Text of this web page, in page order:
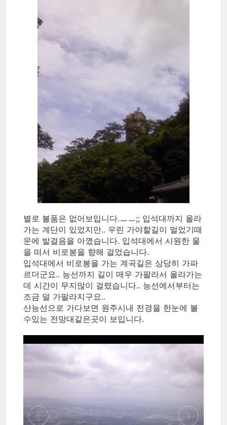
별로 볼품은 없어보입니다.ㅡㅡ;; 입석대까지 올라
가는 계단이 있었지만.. 우린 가야할길이 멀었기때
문에 발걸음을 아꼈습니다. 입석대에서 시원한 물
을 떠서 비로봉을 향해 걸었습니다.
입석대에서 비로봉을 가는 계곡길은 상당히 가파
르더군요.. 능선까지 길이 매우 가팔라서 올라가는
데 시간이 무지많이 걸렸습니다.. 능선에서부터는
조금 덜 가팔라지구요..
산능선으로 가다보면 원주시내 전경을 한눈에 볼
수있는 전망대같은곳이 보입니다.